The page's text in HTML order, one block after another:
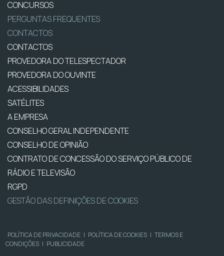
CONCURSOS
PERGUNTAS FREQUENTES
CONTACTOS
CONTACTOS
PROVEDORA DO TELESPECTADOR
PROVEDORA DO OUVINTE
ACESSIBILIDADES
SATÉLITES
A EMPRESA
CONSELHO GERAL INDEPENDENTE
CONSELHO DE OPINIÃO
CONTRATO DE CONCESSÃO DO SERVIÇO PÚBLICO DE
RÁDIO E TELEVISÃO
RGPD
GESTÃO DAS DEFINIÇÕES DE COOKIES
POLÍTICA DE PRIVACIDADE | POLÍTICA DE COOKIES | TERMOS E
CONDIÇÕES | PUBLICIDADE